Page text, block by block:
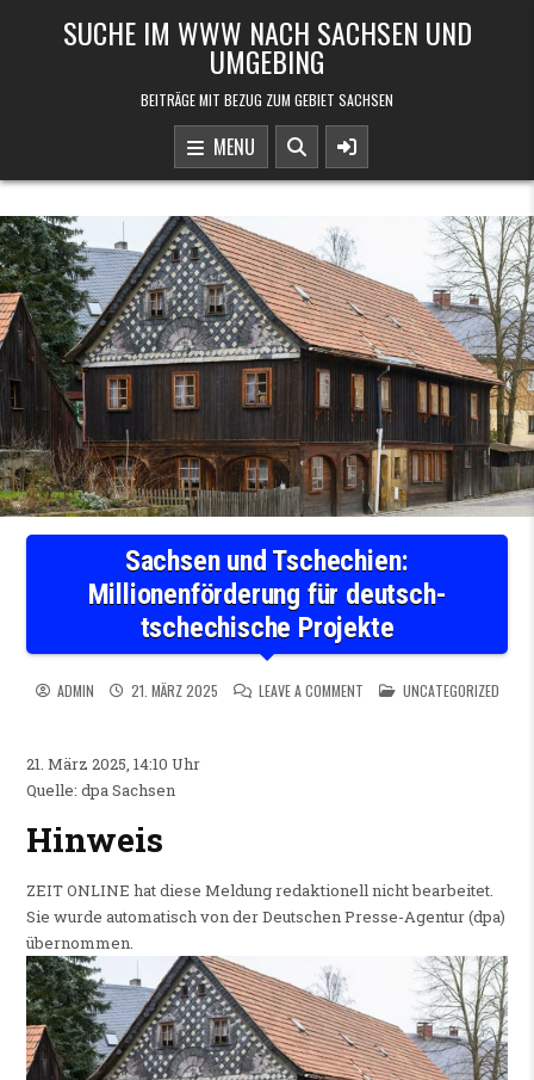
SUCHE IM WWW NACH SACHSEN UND
UMGEBING
BEITRÄGE MIT BEZUG ZUM GEBIET SACHSEN
MENU
Sachsen und Tschechien:
Millionenförderung für deutsch-
tschechische Projekte
ADMIN 21. MÄRZ 2025 LEAVE A COMMENTON SACHSEN UND
POSTED IN
UNCATEGORIZED
21. März 2025, 14:10 Uhr
Quelle: dpa Sachsen
Hinweis
ZEIT ONLINE hat diese Meldung redaktionell nicht bearbeitet.
Sie wurde automatisch von der Deutschen Presse-Agentur (dpa)
übernommen.